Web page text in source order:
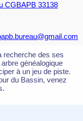
CGBAPB 33138
recherche des ses
généalogique
à un jeu de piste.
du Bassin, venez